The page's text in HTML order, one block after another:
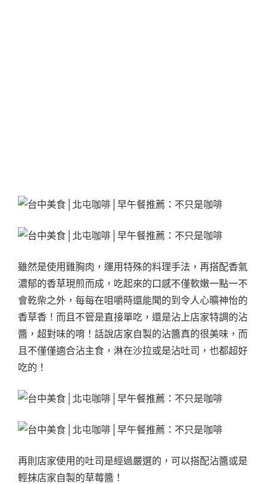
雖然是使用雞胸肉，運用特殊的料理手法，再搭配香氣
濃郁的香草現煎而成，吃起來的口感不僅軟嫩一點一不
會乾柴之外，每每在咀嚼時還能聞的到令人心曠神怡的
香草香！而且不管是直接單吃，還是沾上店家特調的沾
醬，超對味的唷！話說店家自製的沾醬真的很美味，而
且不僅僅適合沾主食，淋在沙拉或是沾吐司，也都超好
吃的！
再則店家使用的吐司是經過嚴選的，可以搭配沾醬或是
輕抹店家自製的草莓醬！